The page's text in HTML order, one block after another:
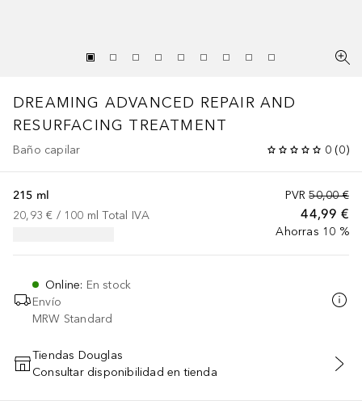
DREAMING ADVANCED REPAIR AND
RESURFACING TREATMENT
Baño capilar 0 (0)
PVR 50,00 €
44,99 €
Ahorras 10 %
215 ml
20,93 € / 100 ml Total IVA
Online: En stock
Envío
MRW Standard
AÑADIR AL CARRITO
Tiendas Douglas
Consultar disponibilidad en tienda